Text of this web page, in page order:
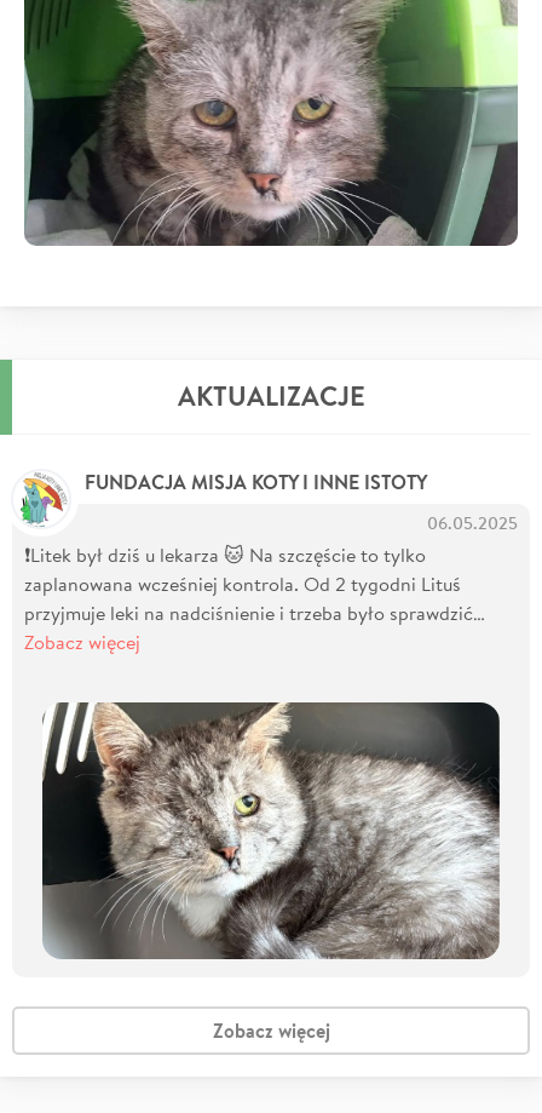
AKTUALIZACJE
FUNDACJA MISJA KOTY I INNE ISTOTY
06.05.2025
❗️Litek był dziś u lekarza 🐱 Na szczęście to tylko
zaplanowana wcześniej kontrola. Od 2 tygodni Lituś
przyjmuje leki na nadciśnienie i trzeba było sprawdzić…
Zobacz więcej
Zobacz więcej